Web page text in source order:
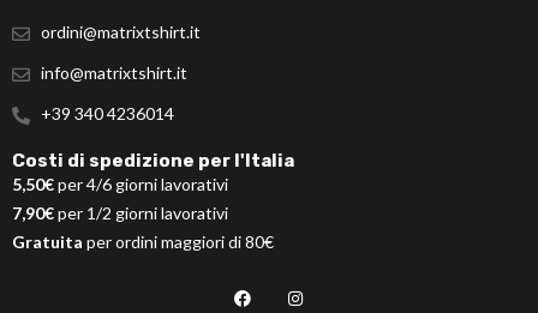
ordini@matrixtshirt.it
info@matrixtshirt.it
+39 340 4236014
Costi di spedizione per l'Italia
5,50€per 4/6 giorni lavorativi
7,90€per 1/2 giorni lavorativi
Gratuita per ordini maggiori di 80€